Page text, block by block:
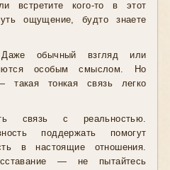
встретите кого-то в этот
ощущение, будто знаете
Даже обычный взгляд или
особым смыслом. Но
такая тонкая связь легко
связь с реальностью.
поддержать помогут
в настоящие отношения.
— не пытайтесь